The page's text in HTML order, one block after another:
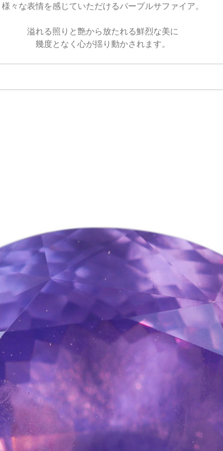
様々な表情を感じていただけるパープルサファイア。
溢れる照りと艶から放たれる鮮烈な美に
幾度となく心が揺り動かされます。
ご注文手続き カートを見る お買い物を続ける